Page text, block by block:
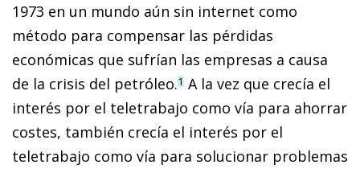
1973 en un mundo aún sin internet como
método para compensar las pérdidas
económicas que sufrían las empresas a causa
de la crisis del petróleo.1 A la vez que crecía el
interés por el teletrabajo como vía para ahorrar
costes, también crecía el interés por el
teletrabajo como vía para solucionar problemas